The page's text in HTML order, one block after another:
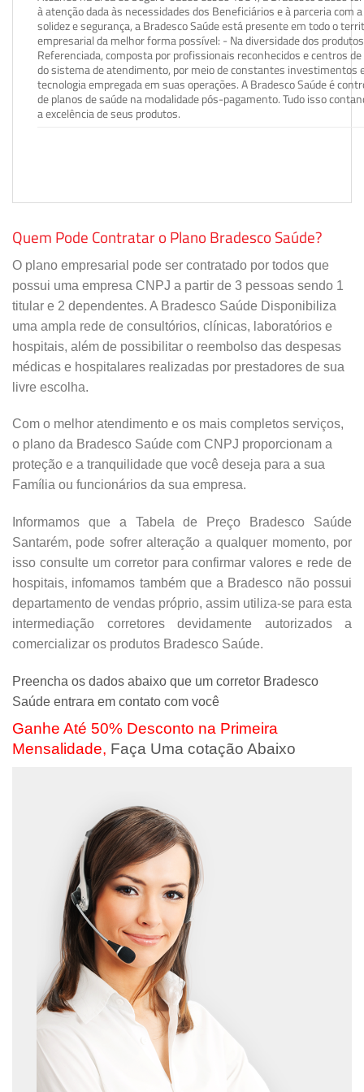
à atenção dada às necessidades dos Beneficiários e à parceria com
solidez e segurança, a Bradesco Saúde está presente em todo o
empresarial da melhor forma possível: - Na diversidade dos
Referenciada, composta por profissionais reconhecidos e centros
do sistema de atendimento, por meio de constantes investimentos
tecnologia empregada em suas operações. A Bradesco Saúde é
de planos de saúde na modalidade pós-pagamento. Tudo isso
a excelência de seus produtos.
Quem Pode Contratar o Plano Bradesco Saúde?
O plano empresarial pode ser contratado por todos que
possui uma empresa CNPJ a partir de 3 pessoas sendo 1
titular e 2 dependentes. A Bradesco Saúde Disponibiliza
uma ampla rede de consultórios, clínicas, laboratórios e
hospitais, além de possibilitar o reembolso das despesas
médicas e hospitalares realizadas por prestadores de sua
livre escolha.
Com o melhor atendimento e os mais completos serviços,
o plano da Bradesco Saúde com CNPJ proporcionam a
proteção e a tranquilidade que você deseja para a sua
Família ou funcionários da sua empresa.
Informamos que a Tabela de Preço Bradesco Saúde
Santarém, pode sofrer alteração a qualquer momento, por
isso consulte um corretor para confirmar valores e rede de
hospitais, infomamos também que a Bradesco não possui
departamento de vendas próprio, assim utiliza-se para esta
intermediação corretores devidamente autorizados a
comercializar os produtos Bradesco Saúde.
Preencha os dados abaixo que um corretor Bradesco
Saúde entrara em contato com você
Ganhe Até 50% Desconto na Primeira
Mensalidade, Faça Uma cotação Abaixo